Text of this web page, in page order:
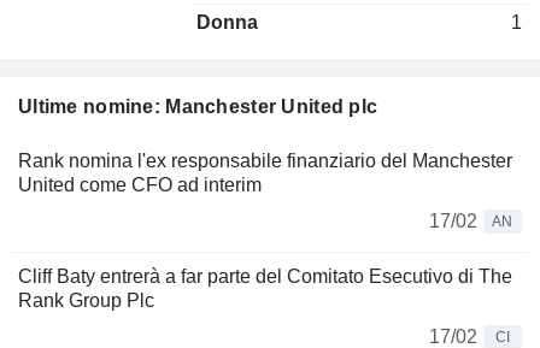
Ultime nomine: Manchester United plc
Rank nomina l'ex responsabile finanziario del Manchester
United come CFO ad interim
17/02
AN
Cliff Baty entrerà a far parte del Comitato Esecutivo di The
Rank Group Plc
17/02
CI
Donna 1